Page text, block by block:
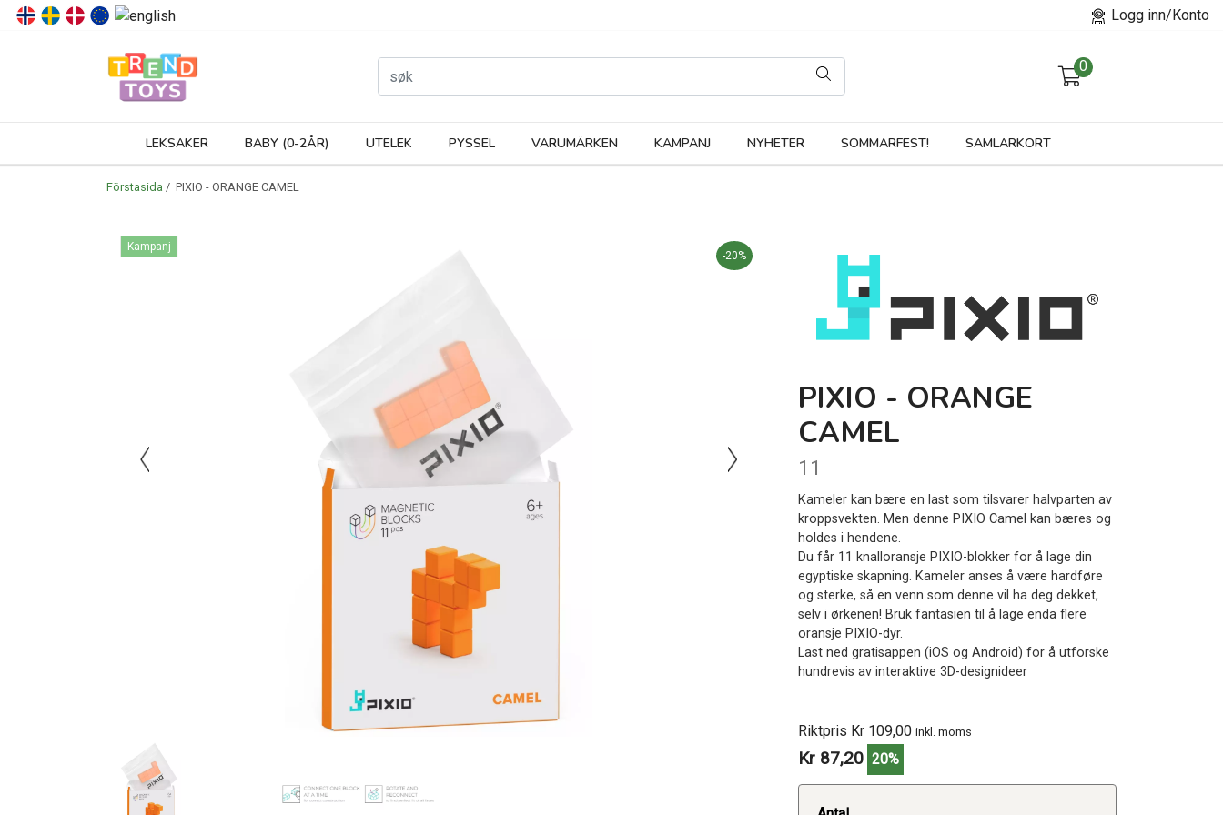
Logg inn/Konto
0
LEKSAKER BABY (0-2ÅR) UTELEK PYSSEL VARUMÄRKEN KAMPANJ NYHETER SOMMARFEST! SAMLARKORT
Förstasida / PIXIO - ORANGE CAMEL
Kampanj
-20%
PIXIO - ORANGE
CAMEL
11
Kameler kan bære en last som tilsvarer halvparten av
kroppsvekten. Men denne PIXIO Camel kan bæres og
holdes i hendene.
Du får 11 knalloransje PIXIO-blokker for å lage din
egyptiske skapning. Kameler anses å være hardføre
og sterke, så en venn som denne vil ha deg dekket,
selv i ørkenen! Bruk fantasien til å lage enda flere
oransje PIXIO-dyr.
Last ned gratisappen (iOS og Android) for å utforske
hundrevis av interaktive 3D-designideer
Riktpris Kr 109,00 inkl. moms
Kr 87,20 20%